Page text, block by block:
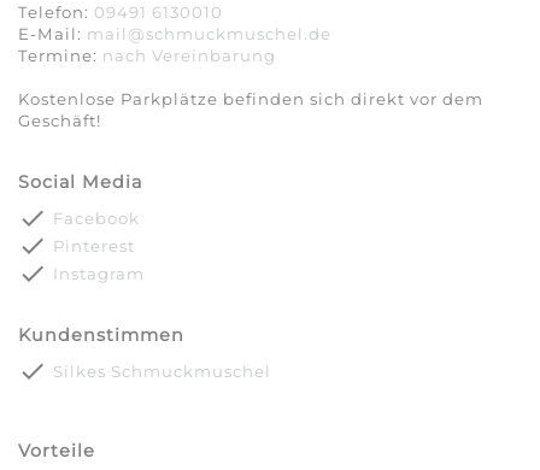
Telefon: 09491 6130010
E-Mail: mail@schmuckmuschel.de
Termine: nach Vereinbarung​​​​​​​
Kostenlose Parkplätze befinden sich direkt vor dem
Geschäft!
Social Media
done Facebook
done Pinterest
done Instagram
Kundenstimmen
done Silkes Schmuckmuschel
Vorteile